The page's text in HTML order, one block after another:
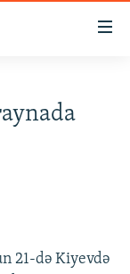
21-də Kiyevdə